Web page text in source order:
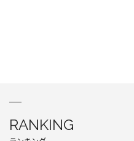
RANKING